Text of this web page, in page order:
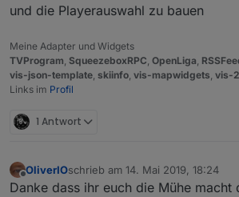
und die Playerauswahl zu bauen
Meine Adapter und Widgets
TVProgram SqueezeboxRPC OpenLiga
vis-json-template skiinfo vis-mapwidgets vis-
Links im Profil
1 Antwort
Offline
OliverIOschrieb am 14. Mai 2019, 18:24
zuletzt editiert von
Danke dass ihr euch die Mühe macht